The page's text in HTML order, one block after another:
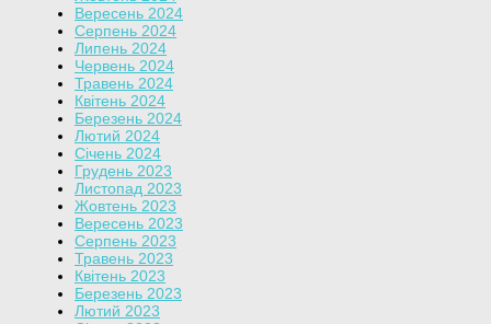
Вересень 2024
Серпень 2024
Липень 2024
Червень 2024
Травень 2024
Квітень 2024
Березень 2024
Лютий 2024
Січень 2024
Грудень 2023
Листопад 2023
Жовтень 2023
Вересень 2023
Серпень 2023
Травень 2023
Квітень 2023
Березень 2023
Лютий 2023